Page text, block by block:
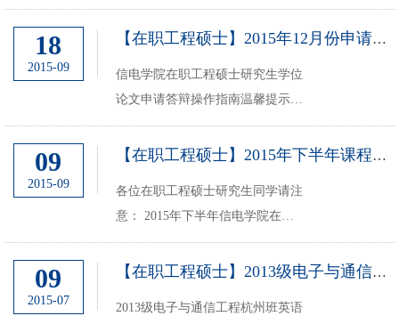
下，请及时下载，做好复习迎考工
作。2016年浙江大学硕士研究生入
江大...
18
2015-09
【在职工程硕士】2015年12月份申请学位的通知
信电学院在职工程硕士研究生学位
论文申请答辩操作指南温馨提示：
申请学位流程、答辩材料、论文模
板、其他各类表格等均可在：信电
下载服务栏目内下载。一、学位申
请条件(1)...
09
2015-09
【在职工程硕士】2015年下半年课程安排
各位在职工程硕士研究生同学请注
意： 2015年下半年信电学院在职
工程硕士研究生课程安排如下：杭
州班【2013级电子与通信工程】从
级电子与通信工程】从9月19日开
09
2015-07
【在职工程硕士】2013级电子与通信工程杭州班英语考试安排
2013级电子与通信工程杭州班英语